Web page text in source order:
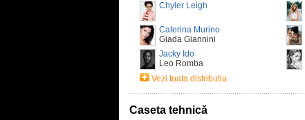
Chyler Leigh
Caterina Murino
Giada Giannini
Jacky Ido
Leo Romba
Vezi toata distributia
Caseta tehnică